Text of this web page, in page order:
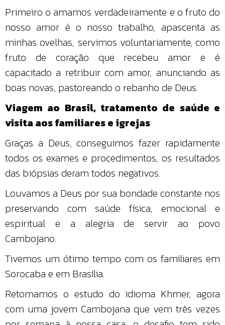
Primeiro o amamos verdadeiramente e o fruto do
nosso amor é o nosso trabalho, apascenta as
minhas ovelhas, servimos voluntariamente, como
fruto de coração que recebeu amor e é
capacitado a retribuir com amor, anunciando as
boas novas, pastoreando o rebanho de Deus.
Viagem ao Brasil, tratamento de saúde e
visita aos familiares e igrejas
Graças a Deus, conseguimos fazer rapidamente
todos os exames e procedimentos, os resultados
das biópsias deram todos negativos.
Louvamos a Deus por sua bondade constante nos
preservando com saúde física, emocional e
espiritual e a alegria de servir ao povo
Cambojano.
Tivemos um ótimo tempo com os familiares em
Sorocaba e em Brasília.
Retomamos o estudo do idioma Khmer, agora
com uma jovem Cambojana que vem três vezes